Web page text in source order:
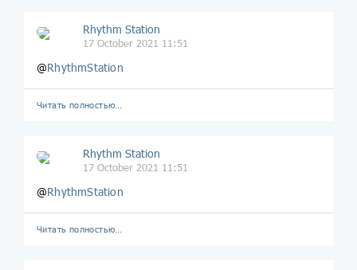
Rhythm Station
17 October 2021 11:51
@RhythmStation
Читать полностью…
Rhythm Station
17 October 2021 11:51
@RhythmStation
Читать полностью…